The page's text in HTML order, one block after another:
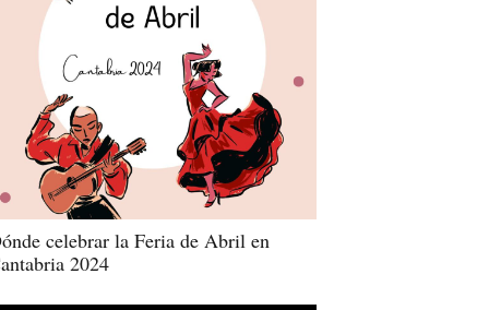
celebrar la Feria de Abril en
2024